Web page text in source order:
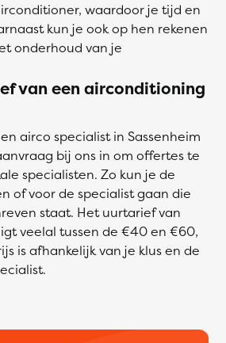
waardoor je tijd en
kun je ook op hen rekenen
onderhoud van je
van een airconditioning
airco specialist in Sassenheim
bij ons in om offertes te
specialisten. Zo kun je de
of voor de specialist gaan die
staat. Het uurtarief van
veelal tussen de €40 en €60,
is afhankelijk van je klus en de